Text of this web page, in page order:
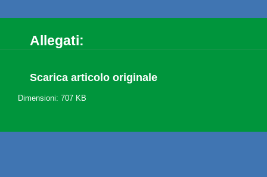
Allegati:
Scarica articolo originale
Dimensioni: 707 KB